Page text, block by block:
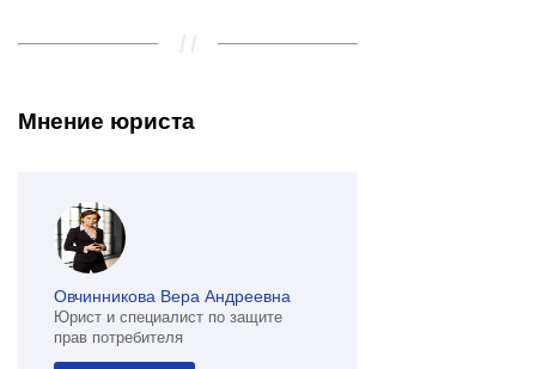
Мнение юриста
Овчинникова Вера Андреевна
Юрист и специалист по защите
прав потребителя